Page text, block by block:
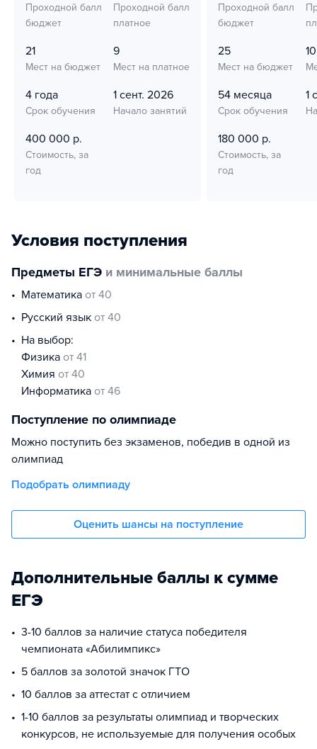
Проходной балл
бюджет
Проходной балл
платное
21
Мест на бюджет
9
Мест на платное
4 года
Срок обучения
1 сент. 2026
Начало занятий
400 000 р.
Стоимость, за
год
Проходной балл
бюджет
25
Мест на бюджет
10
54 месяца
Срок обучения
1
180 000 р.
Стоимость, за
год
Условия поступления
Предметы ЕГЭ и минимальные баллы
математика от 40
русский язык от 40
На выбор:
физика от 41
химия от 40
информатика от 46
Поступление по олимпиаде
Можно поступить без экзаменов, победив в одной из
олимпиад
Подобрать олимпиаду
Оценить шансы на поступление
Дополнительные баллы к сумме
ЕГЭ
3-10 баллов за наличие статуса победителя
чемпионата «Абилимпикс»
5 баллов за золотой значок ГТО
10 баллов за аттестат с отличием
1-10 баллов за результаты олимпиад и творческих
конкурсов, не используемые для получения особых